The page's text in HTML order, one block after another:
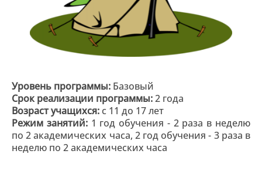
Уровень программы: Базовый
Срок реализации программы:2 года
Возраст учащихся: с 11 до 17 лет
Режим занятий:1 год обучения - 2 раза в неделю
по 2 академических часа, 2 год обучения - 3 раза в
неделю по 2 академических часа